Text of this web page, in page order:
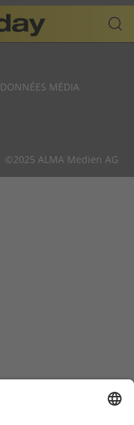
DONNÉES MÉDIA
©2025 ALMA Medien AG